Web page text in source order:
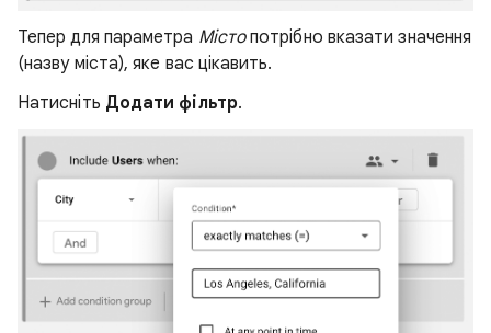
Тепер для параметра Містопотрібно вказати значення
(назву міста), яке вас цікавить.
Натисніть Додати фільтр.